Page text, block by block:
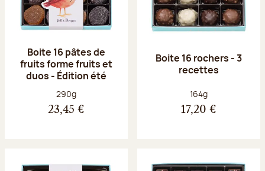
Boite 16 pâtes de
fruits forme fruits et
duos - Édition été
Poids net :
290g
23,45 €
Boite 16 rochers - 3
recettes
Poids net :
164g
17,20 €